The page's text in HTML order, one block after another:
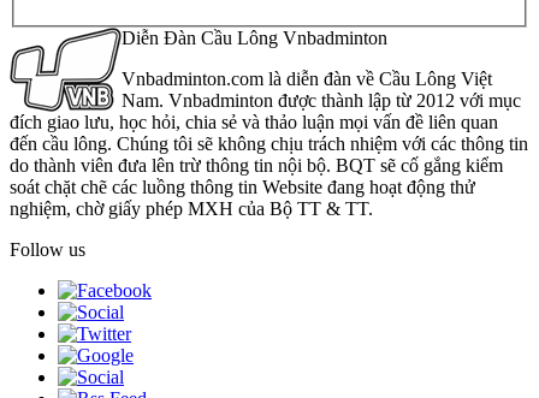
Diễn Đàn Cầu Lông Vnbadminton
Vnbadminton.com là diễn đàn về Cầu Lông Việt
Nam. Vnbadminton được thành lập từ 2012 với mục
đích giao lưu, học hỏi, chia sẻ và thảo luận mọi vấn đề liên quan
đến cầu lông. Chúng tôi sẽ không chịu trách nhiệm với các thông tin
do thành viên đưa lên trừ thông tin nội bộ. BQT sẽ cố gắng kiểm
soát chặt chẽ các luồng thông tin Website đang hoạt động thử
nghiệm, chờ giấy phép MXH của Bộ TT & TT.
Follow us